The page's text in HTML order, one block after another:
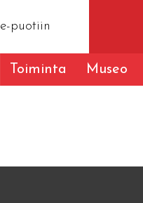
puotiin
Toiminta Museo